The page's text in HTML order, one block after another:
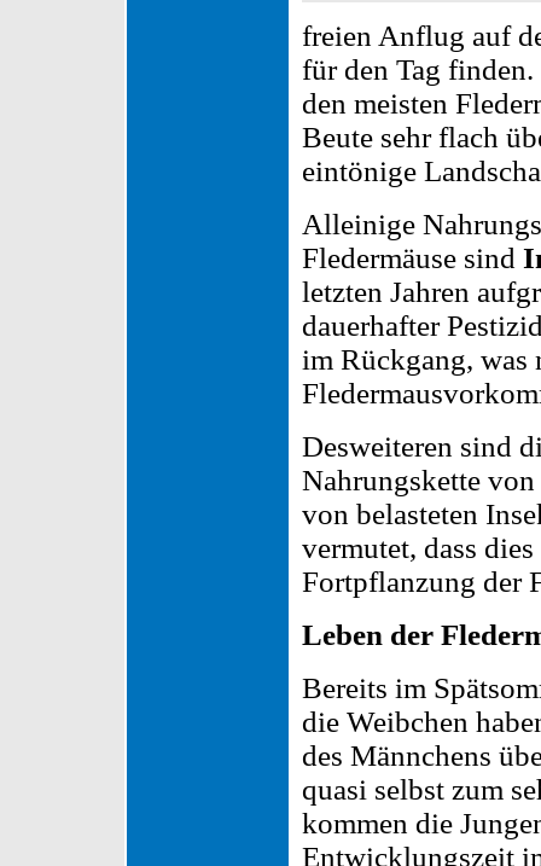
freien Anflug auf
für den Tag
den meisten
Beute sehr flach
eintönige
Alleinige
Fledermäuse sind
letzten Jahren
dauerhafter
im Rückgang,
Desweiteren sind
Nahrungskette von
von belasteten
vermutet, dass
Fortpflanzung der
Leben der
Bereits im
die Weibchen
des Männchens
quasi selbst zum
kommen die
Entwicklungszeit